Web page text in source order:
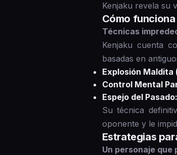
Kenjaku revela su
Cómo
Técnicas
Kenjaku cuenta
basadas en
Explosión Maldita
Control Mental
Espejo del Pasado:
Su técnica
oponente y le
Estrategias
Un personaje